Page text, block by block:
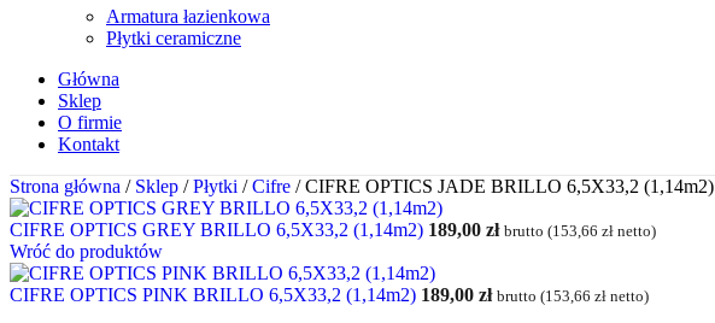
Armatura łazienkowa
Płytki ceramiczne
Główna
Sklep
O firmie
Kontakt
Strona główna / Sklep / Płytki / Cifre / CIFRE OPTICS JADE BRILLO 6,5X33,2 (1,14m2)
CIFRE OPTICS GREY BRILLO 6,5X33,2 (1,14m2) 189,00 zł brutto (153,66 zł netto)
Wróć do produktów
CIFRE OPTICS PINK BRILLO 6,5X33,2 (1,14m2) 189,00 zł brutto (153,66 zł netto)